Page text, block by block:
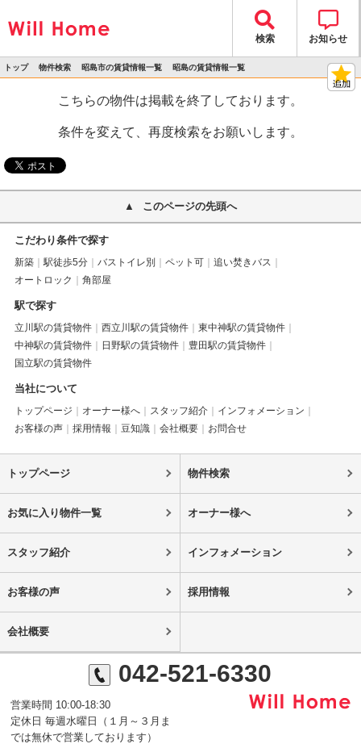
検索 お知らせ
トップ 物件検索 昭島市の賃貸情報一覧 昭島の賃貸情報一覧
こちらの物件は掲載を終了しております。
条件を変えて、再度検索をお願いします。
このページの先頭へ
こだわり条件で探す
新築 駅徒歩5分 バストイレ別 ペット可
追い焚きバス
オートロック
角部屋
駅で探す
立川駅の賃貸物件 西立川駅の賃貸物件
東中神駅の賃貸物件
中神駅の賃貸物件
日野駅の賃貸物件
豊田駅の賃貸物件
国立駅の賃貸物件
当社について
トップページ オーナー様へ スタッフ紹介
インフォメーション
お客様の声
採用情報 豆知識 会社概要 お問合せ
トップページ 物件検索
お気に入り物件一覧 オーナー様へ
スタッフ紹介 インフォメーション
お客様の声 採用情報
会社概要
042-521-6330
営業時間 10:00-18:30
定休日 毎週水曜日（１月～３月ま
では無休で営業しております）